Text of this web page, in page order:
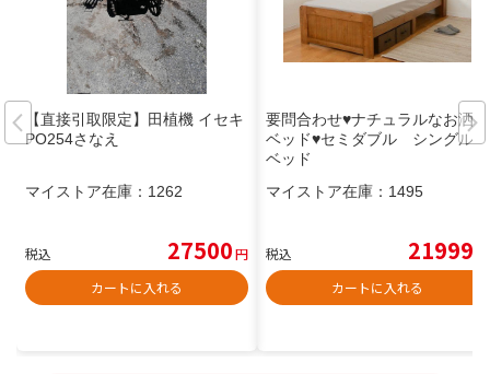
【直接引取限定】田植機 イセキ
PO254さなえ
マイストア在庫： 1262
税込 27500円
カートに入れる
要問合わせ♥️ナチュラルなお洒落
ベッド♥️セミダブル シングル
ベッド
マイストア在庫： 1495
税込 21999
カートに入れる